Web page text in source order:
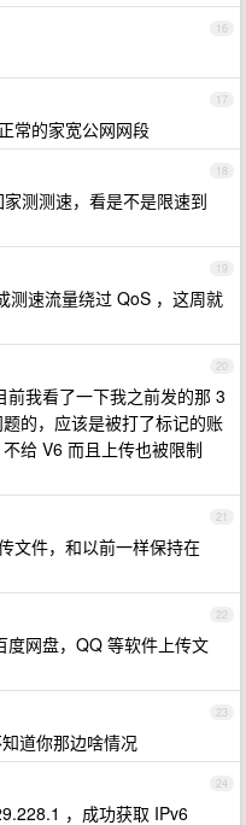
16
17
常的家宽公网网段
18
测测速，看是不是限速到
19
测速流量绕过 QoS ，这周就
20
前我看了一下我之前发的那 3
的，应该是被打了标记的账
给 V6 而且上传也被限制
21
文件，和以前一样保持在
22
度网盘，QQ 等软件上传文
23
道你那边啥情况
24
，成功获取 IPv6